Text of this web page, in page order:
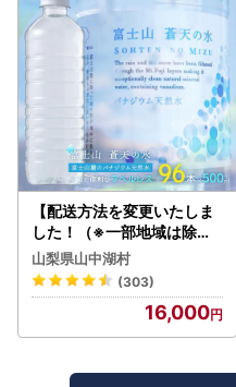
【配送方法を変更いたしま
した！（※一部地域は除く
）】＜ラベルレス＞富士山
蒼天の水 500ml×96本（４
ケース）YC001
山梨県山中湖村
(303)
16,000